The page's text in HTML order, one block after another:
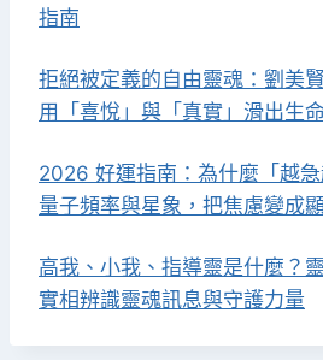
指南
拒絕被定義的自由靈魂：劉美
用「喜悅」與「真實」滑出生
2026 好運指南：為什麼「越
量子頻率與星象，把焦慮變成
高我、小我、指導靈是什麼？
實相辨識靈魂訊息與守護力量